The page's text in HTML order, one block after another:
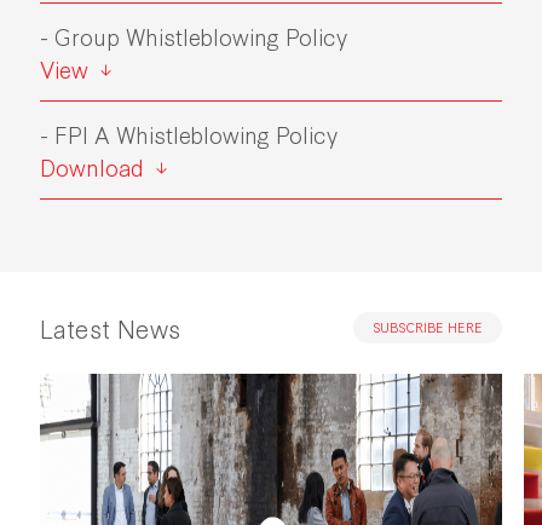
- Group Whistleblowing Policy
View
- FPI A Whistleblowing Policy
Download
Latest News SUBSCRIBE HERE